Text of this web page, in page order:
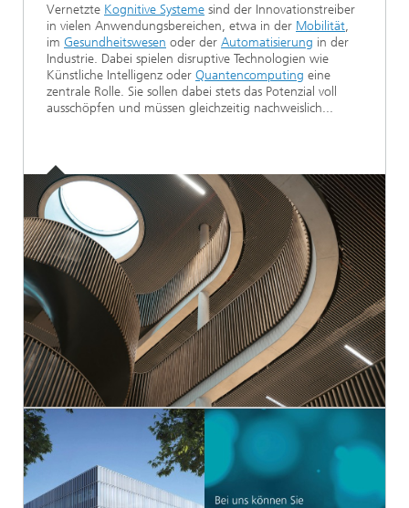
Vernetzte Kognitive Systeme sind der Innovationstreiber
in vielen Anwendungsbereichen, etwa in der Mobilität,
im Gesundheitswesen oder der Automatisierung in der
Industrie. Dabei spielen disruptive Technologien wie
Künstliche Intelligenz oder Quantencomputing eine
zentrale Rolle. Sie sollen dabei stets das Potenzial voll
ausschöpfen und müssen gleichzeitig nachweislich...